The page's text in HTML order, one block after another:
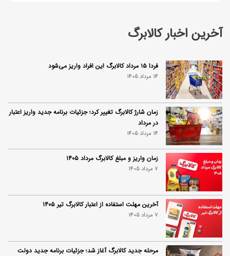
آخرین اخبار کالابرگ
فردا ۱۵ مرداد کالابرگ این افراد واریز می‌شود
14 مرداد 1405
زمان شارژ کالابرگ تغییر کرد؛ جزئیات برنامه جدید واریز اعتبار
در مرداد
14 مرداد 1405
زمان واریز و مبلغ کالابرگ مرداد ۱۴۰۵
7 مرداد 1405
آخرین مهلت استفاده از اعتبار کالابرگ تیر ۱۴۰۵
7 مرداد 1405
مرحله جدید کالابرگ آغاز شد؛ جزئیات برنامه جدید دولت